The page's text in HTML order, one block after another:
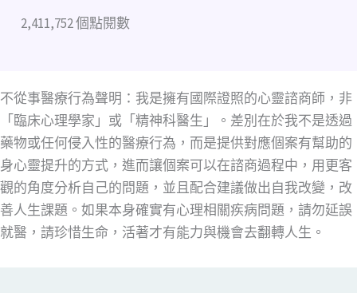
2,411,752 個點閱數
不從事醫療行為聲明：我是擁有國際證照的心靈諮商師，非
「臨床心理學家」或「精神科醫生」。差別在於我不是透過
藥物或任何侵入性的醫療行為，而是提供對應個案有幫助的
身心靈提升的方式，進而讓個案可以在諮商過程中，用更客
觀的角度分析自己的問題，並且配合建議做出自我改變，改
善人生課題。如果本身確實有心理相關疾病問題，請勿延誤
就醫，請珍惜生命，活著才有能力與機會去翻轉人生。